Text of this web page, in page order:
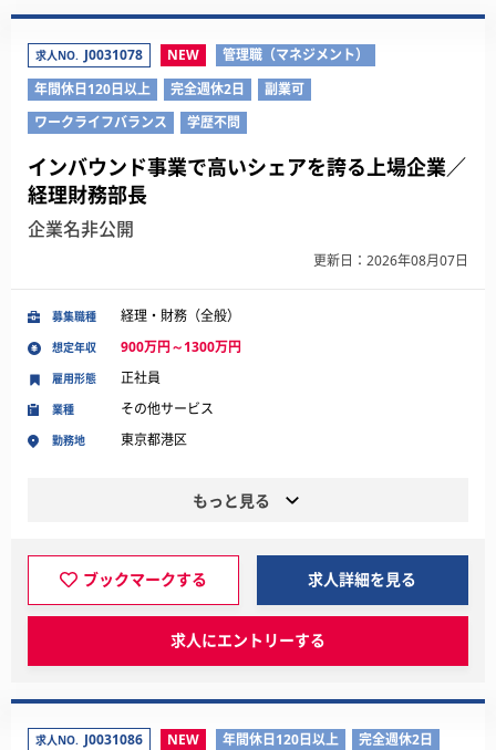
求人NO. J0031078 NEW
管理職（マネジメント）
年間休日120日以上
完全週休2日
副業可
ワークライフバランス
学歴不問
インバウンド事業で高いシェアを誇る上場企業／
経理財務部長
企業名非公開
更新日：2026年08月07日
募集職種 経理・財務（全般）
想定年収 900万円～1300万円
業種 その他サービス
勤務地 東京都港区
雇用形態 正社員
もっと見る
ブックマークする 求人詳細を見る
求人にエントリーする
求人NO. J0031086 NEW 年間休日120日以上
完全週休2日